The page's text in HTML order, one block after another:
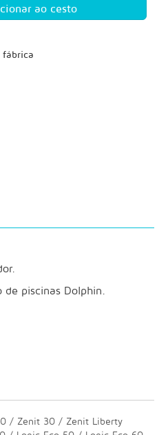
fábrica
piscinas Dolphin.
/ Zenit 30 / Zenit Liberty